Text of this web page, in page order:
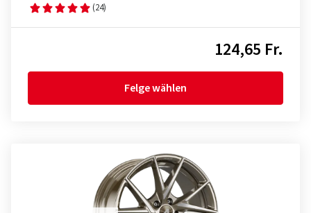
(24)
124,65 Fr.
Felge wählen